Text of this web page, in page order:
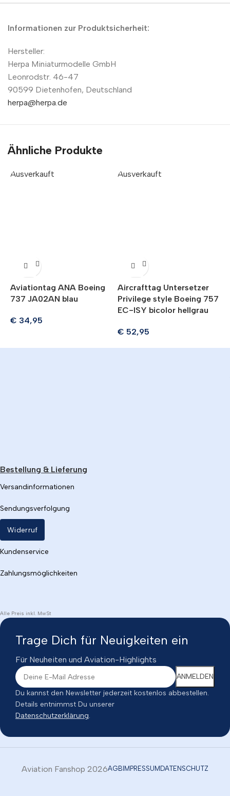
Informationen zur Produktsicherheit:
Hersteller:
Herpa Miniaturmodelle GmbH
Leonrodstr. 46-47
90599 Dietenhofen, Deutschland
herpa@herpa.de
Ähnliche Produkte
Ausverkauft
Aviationtag ANA Boeing
737 JA02AN blau
€ 34,95
Ausverkauft
Aircrafttag Untersetzer
Privilege style Boeing 757
EC-ISY bicolor hellgrau
€ 52,95
Bestellung & Lieferung
Versandinformationen
Sendungsverfolgung
Widerruf
Kundenservice
Zahlungsmöglichkeiten
Alle Preis inkl. MwSt
Trage Dich für Neuigkeiten ein
Für Neuheiten und Aviation-Highlights
Du kannst den Newsletter jederzeit kostenlos abbestellen.
Details entnimmst Du unserer
Datenschutzerklärung.
Aviation Fanshop 2026AGB IMPRESSUM DATENSCHUTZ